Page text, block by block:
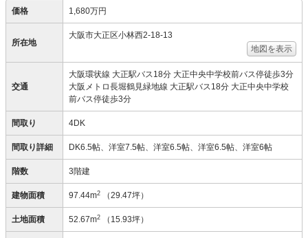
価格 1,680万円
所在地
大阪市大正区小林西2-18-13
地図を表示
交通
大阪環状線 大正駅バス18分 大正中央中学校前バス停徒歩3分
大阪メトロ長堀鶴見緑地線 大正駅バス18分 大正中央中学校
前バス停徒歩3分
間取り 4DK
間取り詳細 DK6.5帖、洋室7.5帖、洋室6.5帖、洋室6.5帖、洋室6帖
階数 3階建
建物面積 97.44m2 （29.47坪）
土地面積 52.67m2 （15.93坪）